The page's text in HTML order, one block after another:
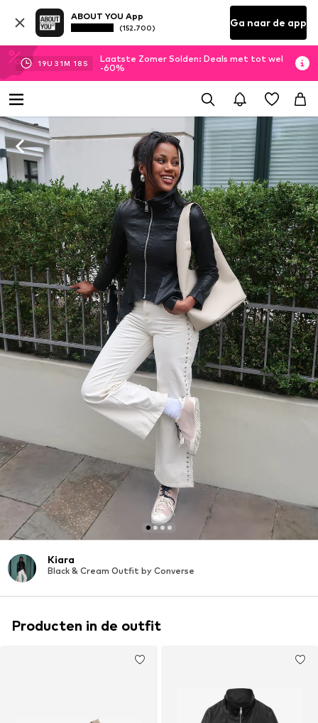
ABOUT YOU App
(152.700) Ga naar de app
19U 31M 17 S
Laatste Zomer Solden: Deals met tot wel
-60%
Kiara
Black & Cream Outfit by Converse
Producten in de outfit